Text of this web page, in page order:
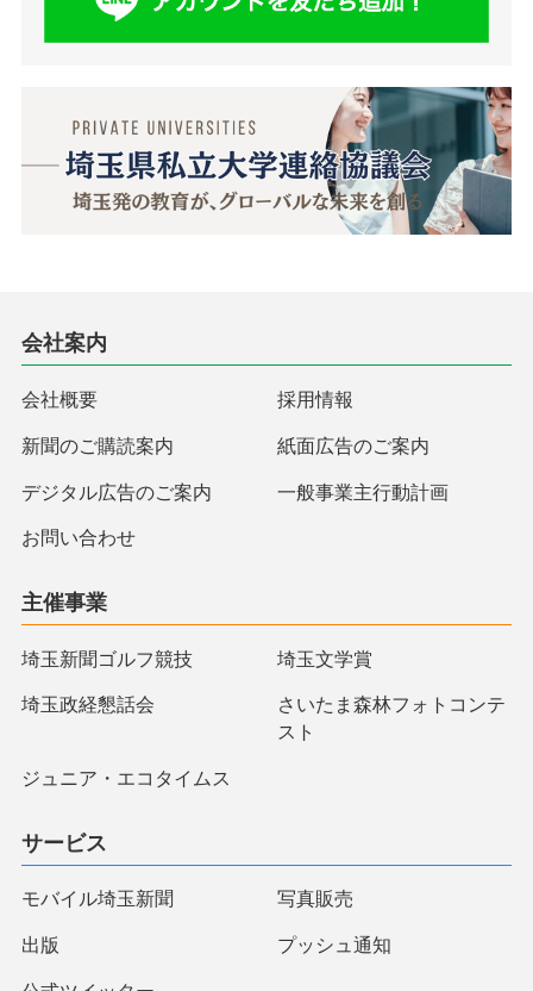
会社案内
会社概要 採用情報
新聞のご購読案内 紙面広告のご案内
デジタル広告のご案内 一般事業主行動計画
お問い合わせ
主催事業
埼玉新聞ゴルフ競技 埼玉文学賞
埼玉政経懇話会
さいたま森林フォトコンテ
スト
ジュニア・エコタイムス
サービス
モバイル埼玉新聞 写真販売
出版 プッシュ通知